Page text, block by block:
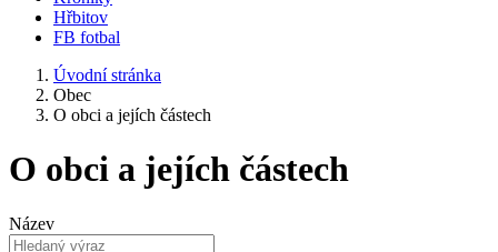
Hřbitov
FB fotbal
Úvodní stránka
Obec
O obci a jejích částech
O obci a jejích částech
Název